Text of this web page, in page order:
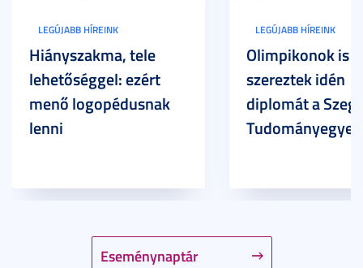
Eseménynaptár
LEGÚJABB HÍREINK
Hiányszakma, tele
lehetőséggel: ezért
menő logopédusnak
lenni
LEGÚJABB HÍREINK
Olimpikonok is
szereztek idén
diplomát a